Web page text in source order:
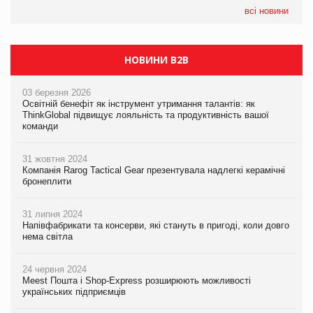
всі новини
НОВИНИ B2B
03 березня 2026
Освітній бенефіт як інструмент утримання талантів: як
ThinkGlobal підвищує лояльність та продуктивність вашої
команди
31 жовтня 2024
Компанія Rarog Tactical Gear презентувала надлегкі керамічні
бронеплити
31 липня 2024
Напівфабрикати та консерви, які стануть в пригоді, коли довго
нема світла
24 червня 2024
Meest Пошта і Shop-Express розширюють можливості
українських підприємців